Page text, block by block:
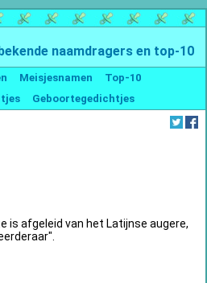
naamdragers en top-10
Meisjesnamen
Top-10
Geboortegedichtjes
is afgeleid van het Latijnse augere,